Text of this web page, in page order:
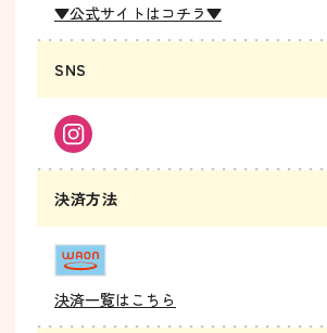
▼公式サイトはコチラ▼
SNS
決済方法
決済一覧はこちら